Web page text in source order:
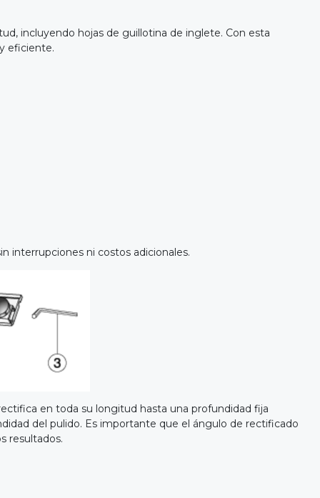
incluyendo hojas de guillotina de inglete. Con esta
eficiente.
interrupciones ni costos adicionales.
en toda su longitud hasta una profundidad fija
del pulido. Es importante que el ángulo de rectificado
resultados.